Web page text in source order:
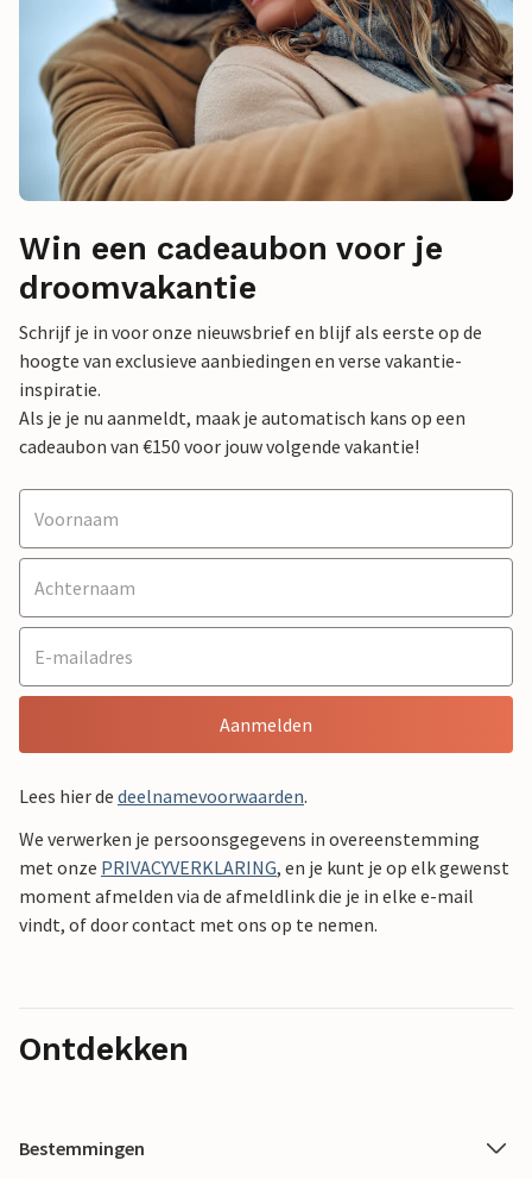
Win een cadeaubon voor je
droomvakantie
Schrijf je in voor onze nieuwsbrief en blijf als eerste op de
hoogte van exclusieve aanbiedingen en verse vakantie-
inspiratie.
Als je je nu aanmeldt, maak je automatisch kans op een
cadeaubon van €150 voor jouw volgende vakantie!
Aanmelden
Lees hier de deelnamevoorwaarden.
We verwerken je persoonsgegevens in overeenstemming
met onze PRIVACYVERKLARING, en je kunt je op elk gewenst
moment afmelden via de afmeldlink die je in elke e-mail
vindt, of door contact met ons op te nemen.
Ontdekken
Bestemmingen